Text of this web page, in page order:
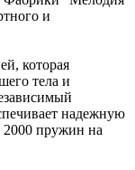
и
которая
тела и
надежную
2000 пружин на